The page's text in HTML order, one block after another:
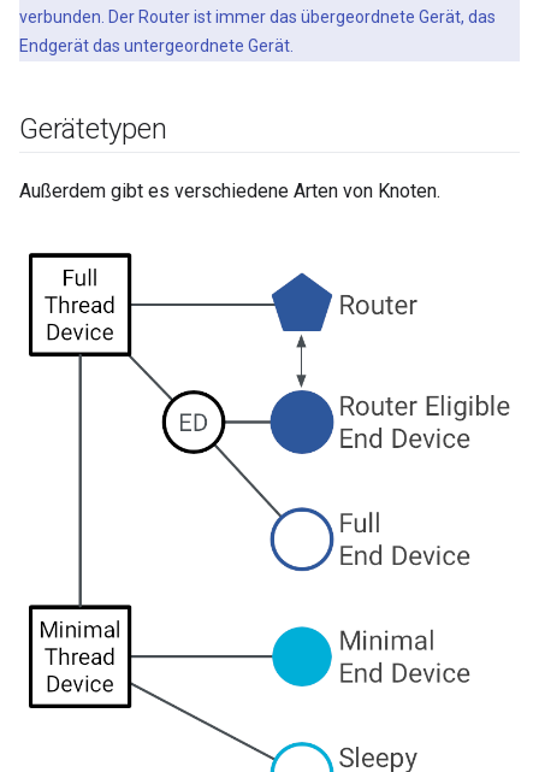
verbunden. Der Router ist immer das übergeordnete Gerät, das
Endgerät das untergeordnete Gerät.
Gerätetypen
Außerdem gibt es verschiedene Arten von Knoten.